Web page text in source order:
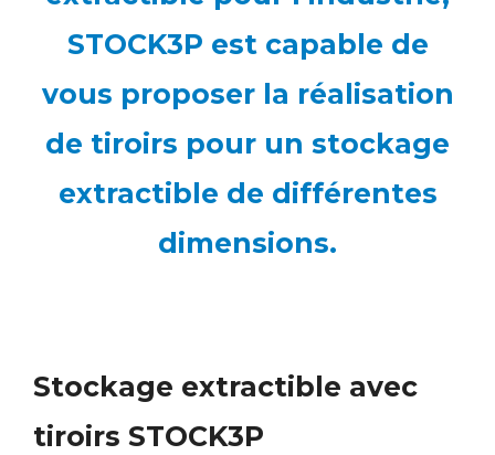
STOCK3P est capable de
vous proposer la réalisation
de tiroirs pour un stockage
extractible de différentes
dimensions.
Stockage extractible avec
tiroirs STOCK3P